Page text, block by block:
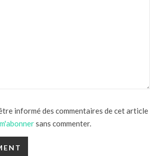
informé des commentaires de cet article
m'abonnersans commenter.